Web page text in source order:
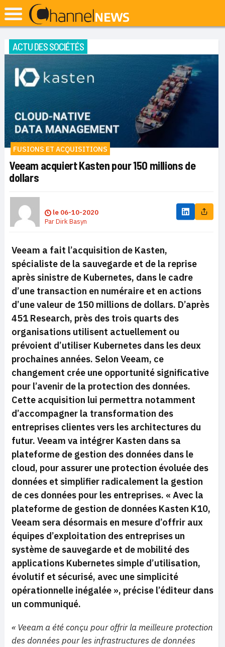
ACTU DES SOCIÉTÉS
FUSIONS ET ACQUISITIONS
Veeam acquiert Kasten pour 150 millions de
dollars
le 06-10-2020
ParDirk Basyn
Veeam a fait l’acquisition de Kasten,
spécialiste de la sauvegarde et de la reprise
après sinistre de Kubernetes, dans le cadre
d’une transaction en numéraire et en actions
d’une valeur de 150 millions de dollars. D’après
451 Research, près des trois quarts des
organisations utilisent actuellement ou
prévoient d’utiliser Kubernetes dans les deux
prochaines années. Selon Veeam, ce
changement crée une opportunité significative
pour l’avenir de la protection des données.
Cette acquisition lui permettra notamment
d’accompagner la transformation des
entreprises clientes vers les architectures du
futur. Veeam va intégrer Kasten dans sa
plateforme de gestion des données dans le
cloud, pour assurer une protection évoluée des
données et simplifier radicalement la gestion
de ces données pour les entreprises. « Avec la
plateforme de gestion de données Kasten K10,
Veeam sera désormais en mesure d’offrir aux
équipes d’exploitation des entreprises un
système de sauvegarde et de mobilité des
applications Kubernetes simple d’utilisation,
évolutif et sécurisé, avec une simplicité
opérationnelle inégalée », précise l’éditeur dans
un communiqué.
« Veeam a été conçu pour offrir la meilleure protection
des données pour les infrastructures de données